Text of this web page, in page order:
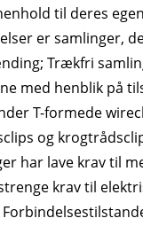
til deres
er samlinger,
Trækfri
med henblik på
T-formede
og
har lave krav til
krav til